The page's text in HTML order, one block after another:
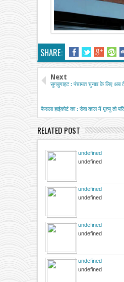
SHARE:
Next
सुगबुगाहट : पंचायत चुनाव के लिए अब
फैसला हाईकोर्ट का : सेवा काल में मृत्यु तो
RELATED POST
undefined
undefined
undefined
undefined
undefined
undefined
undefined
undefined